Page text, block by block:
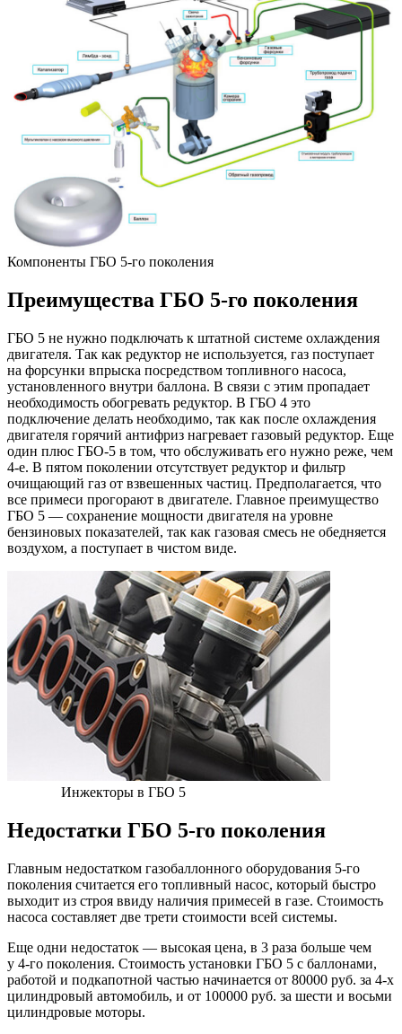
Компоненты ГБО 5-го поколения
Преимущества ГБО 5-го поколения
ГБО 5 не нужно подключать к штатной системе охлаждения
двигателя. Так как редуктор не используется, газ поступает
на форсунки впрыска посредством топливного насоса,
установленного внутри баллона. В связи с этим пропадает
необходимость обогревать редуктор. В ГБО 4 это
подключение делать необходимо, так как после охлаждения
двигателя горячий антифриз нагревает газовый редуктор. Еще
один плюс ГБО-5 в том, что обслуживать его нужно реже, чем
4-е. В пятом поколении отсутствует редуктор и фильтр
очищающий газ от взвешенных частиц. Предполагается, что
все примеси прогорают в двигателе. Главное преимущество
ГБО 5 — сохранение мощности двигателя на уровне
бензиновых показателей, так как газовая смесь не обедняется
воздухом, а поступает в чистом виде.
Инжекторы в ГБО 5
Недостатки ГБО 5-го поколения
Главным недостатком газобаллонного оборудования 5-го
поколения считается его топливный насос, который быстро
выходит из строя ввиду наличия примесей в газе. Стоимость
насоса составляет две трети стоимости всей системы.
Еще одни недостаток — высокая цена, в 3 раза больше чем
у 4-го поколения. Стоимость установки ГБО 5 с баллонами,
работой и подкапотной частью начинается от 80000 руб. за 4-х
цилиндровый автомобиль, и от 100000 руб. за шести и восьми
цилиндровые моторы.